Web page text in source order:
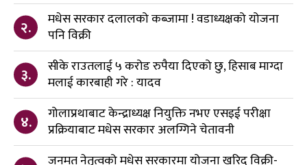
२.
मधेस सरकार दलालको कब्जामा ! वडाध्यक्षको योजना
पनि विक्री
३.
सीके राउतलाई ५ करोड रुपैया दिएको छु, हिसाब माग्दा
मलाई कारबाही गरे : यादव
४.
गोलाप्रथाबाट केन्द्राध्यक्ष नियुक्ति नभए एसइई परीक्षा
प्रक्रियाबाट मधेस सरकार अलग्गिने चेतावनी